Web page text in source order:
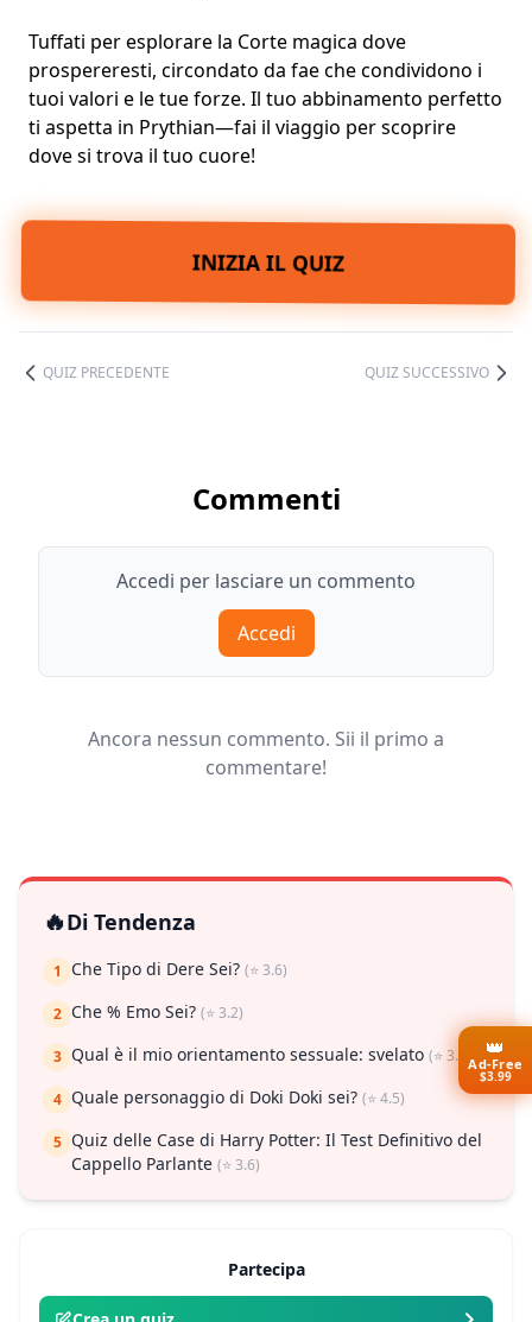
Tuffati per esplorare la Corte magica dove
prospereresti, circondato da fae che condividono i
tuoi valori e le tue forze. Il tuo abbinamento perfetto
ti aspetta in Prythian—fai il viaggio per scoprire
dove si trova il tuo cuore!
INIZIA IL QUIZ
QUIZ PRECEDENTE QUIZ SUCCESSIVO
Commenti
Accedi per lasciare un commento
Accedi
Ancora nessun commento. Sii il primo a
commentare!
🔥Di Tendenza
1 Che Tipo di Dere Sei? (⭐ 3.6)
2 Che % Emo Sei? (⭐ 3.2)
3 Qual è il mio orientamento sessuale: svelato (⭐ 3.7)
4 Quale personaggio di Doki Doki sei? (⭐ 4.5)
5 Quiz delle Case di Harry Potter: Il Test Definitivo del
Cappello Parlante (⭐ 3.6)
Partecipa
👑
Ad-Free
$3.99